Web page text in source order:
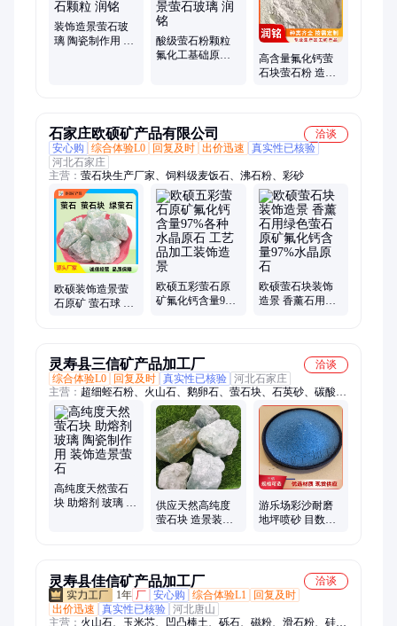
天然石膏粉、透辉石粉、雾化配重铁粉、纳米微米铁粉末
装饰造景萤石玻
璃 陶瓷制作用 氟
酸级萤石粉颗粒
氟化工基础原料
高含量氟化钙萤
石块萤石粉 造景
石家庄欧硕矿产品有限公司
洽谈
安心购
综合体验L0 回复及时 出价迅速
真实性已核验
河北石家庄
主营： 萤石块生产厂家、饲料级麦饭石、沸石粉、彩砂
欧硕装饰造景萤
石原矿 萤石球 萤
欧硕五彩萤石原
矿氟化钙含量97%
欧硕萤石块装饰
造景 香薰石用绿
灵寿县三信矿产品加工厂
洽谈
综合体验L0
回复及时 真实性已核验 河北石家庄
主营： 超细蛭石粉、火山石、鹅卵石、萤石块、石英砂、碳酸
钙、麦饭石、电气石球、地坪专用彩砂、玻璃微珠、石英粉、云
母粉/片、岩片、彩石、雪花白、金刚砂、重钙粉、轻钙粉、胶
粘石骨料、透水地坪骨料、水磨石骨料、大玻璃块
高纯度天然萤石
块 助熔剂 玻璃 陶
供应天然高纯度
萤石块 造景装饰
游乐场彩沙耐磨
地坪喷砂 目数齐
灵寿县佳信矿产品加工厂
洽谈
1年 厂 安心购 综合体验L1
回复及时
出价迅速
真实性已核验 河北唐山
主营： 火山石、玉米芯、凹凸棒土、砾石、磁粉、滑石粉、硅藻